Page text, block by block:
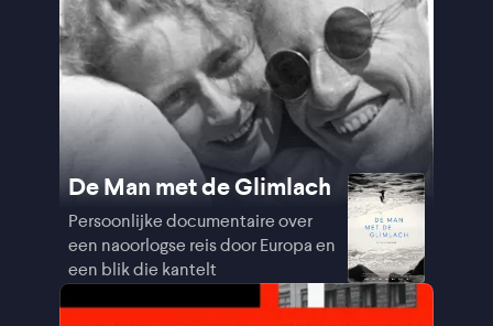
De Man met de Glimlach
Persoonlijke documentaire over
een naoorlogse reis door Europa en
een blik die kantelt